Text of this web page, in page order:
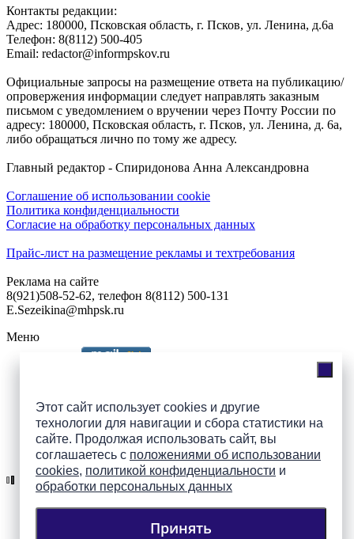
Этот сайт использует cookies и другие
технологии для навигации и сбора статистики на
сайте. Продолжая использовать сайт, вы
соглашаетесь с положениями об использовании
cookies, политикой конфиденциальности и
обработки персональных данных
Принять
Контакты редакции:
Адреc: 180000, Псковская область, г. Псков, ул. Ленина, д.6а
Телефон: 8(8112) 500-405
Email: redactor@informpskov.ru
Официальные запросы на размещение ответа на публикацию/
опровержения информации следует направлять заказным
письмом с уведомлением о вручении через Почту России по
адресу: 180000, Псковская область, г. Псков, ул. Ленина, д. 6а,
либо обращаться лично по тому же адресу.
Главный редактор - Спиридонова Анна Александровна
Соглашение об использовании cookie
Политика конфиденциальности
Согласие на обработку персональных данных
Прайс-лист на размещение рекламы и техтребования
Реклама на сайте
8(921)508-52-62, телефон 8(8112) 500-131
E.Sezeikina@mhpsk.ru
Меню
Подпишись на группы
ПАИ в соцсетях!